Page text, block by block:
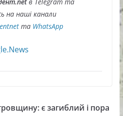
на наші канали
та WhatsApp
є загиблий і пора